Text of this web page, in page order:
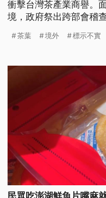
衝擊台灣茶產業商譽。
境，政府祭出跨部會稽
本與產業鏈透明度仍面
茶葉 境外 標示不實
民眾吃澎湖鮮魚片嘴麻